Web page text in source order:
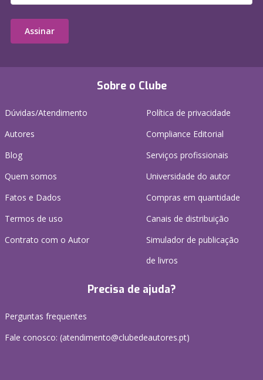
Sobre o Clube
Dúvidas/Atendimento
Autores
Blog
Quem somos
Fatos e Dados
Termos de uso
Contrato com o Autor
Política de privacidade
Compliance Editorial
Serviços profissionais
Universidade do autor
Compras em quantidade
Canais de distribuição
Simulador de publicação
de livros
Precisa de ajuda?
Perguntas frequentes
Fale conosco: (atendimento@clubedeautores.pt)
Assinar